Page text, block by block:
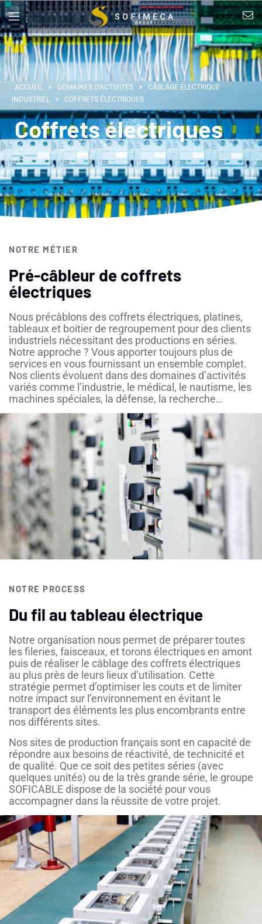
ACCUEIL » DOMAINES D’ACTIVITÉS »
CÂBLAGE ÉLECTRIQUE
INDUSTRIEL
» COFFRETS ÉLECTRIQUES
Coffrets électriques
NOTRE MÉTIER
Pré-câbleur de coffrets
électriques
Nous précâblons des coffrets électriques, platines,
tableaux et boitier de regroupement pour des clients
industriels nécessitant des productions en séries.
Notre approche ? Vous apporter toujours plus de
services en vous fournissant un ensemble complet.
Nos clients évoluent dans des domaines d’activités
variés comme l’industrie, le médical, le nautisme, les
machines spéciales, la défense, la recherche…
NOTRE PROCESS
Du fil au tableau électrique
Notre organisation nous permet de préparer toutes
les fileries, faisceaux, et torons électriques en amont
puis de réaliser le câblage des coffrets électriques
au plus près de leurs lieux d’utilisation. Cette
stratégie permet d’optimiser les couts et de limiter
notre impact sur l’environnement en évitant le
transport des éléments les plus encombrants entre
nos différents sites.
Nos sites de production français sont en capacité de
répondre aux besoins de réactivité, de technicité et
de qualité. Que ce soit des petites séries (avec
quelques unités) ou de la très grande série, le groupe
SOFICABLE dispose de la société pour vous
accompagner dans la réussite de votre projet.